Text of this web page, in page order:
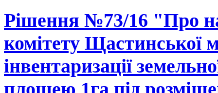
Рішення №73/16 "Про
комітету Щастинської
інвентаризації